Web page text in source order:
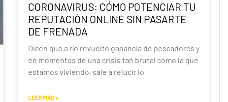
CORONAVIRUS: CÓMO POTENCIAR TU
REPUTACIÓN ONLINE SIN PASARTE
DE FRENADA
Dicen que a río revuelto ganancia de pescadores y
en momentos de una crisis tan brutal como la que
estamos viviendo, sale a relucir lo
LEER MÁS »